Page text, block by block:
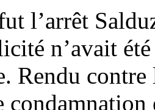
l’arrêt
n’avait
Rendu